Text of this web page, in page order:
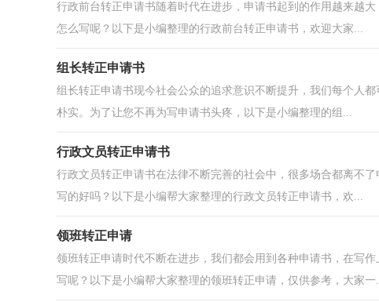
行政前台转正申请书随着时代在进步，申请书起到的作用越来越
怎么写呢？以下是小编整理的行政前台转正申请书，欢迎大家...
组长转正申请书
组长转正申请书现今社会公众的追求意识不断提升，我们每个人
朴实。为了让您不再为写申请书头疼，以下是小编整理的组...
行政文员转正申请书
行政文员转正申请书在法律不断完善的社会中，很多场合都离不
写的好吗？以下是小编帮大家整理的行政文员转正申请书，欢...
领班转正申请
领班转正申请时代不断在进步，我们都会用到各种申请书，在写
写呢？以下是小编帮大家整理的领班转正申请，仅供参考，大家一